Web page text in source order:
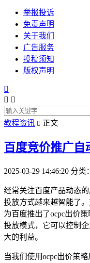
举报投诉
免责声明
关于我们
广告服务
投稿须知
版权声明

 
教程资讯  正文
百度竞价推广自
2025-03-29 14:46:20 分类：
经常关注百度产品动态
投放方式越来越智能了
为百度推出了ocpc出价
投放模式，它可以控制
大的利益。
当我们使用ocpc出价策